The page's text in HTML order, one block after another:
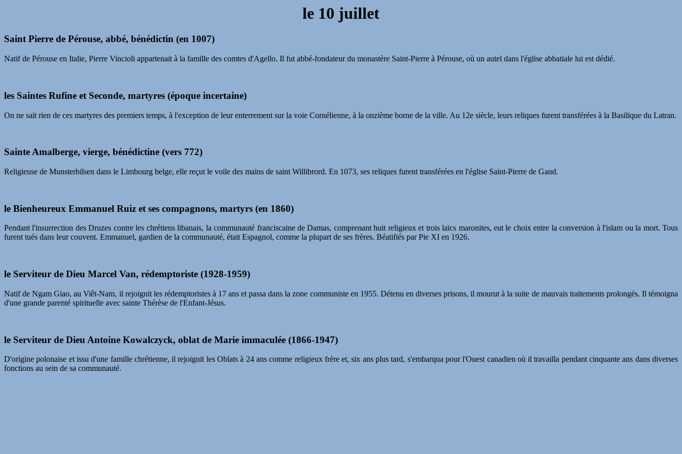
le 10 juillet
Saint Pierre de Pérouse, abbé, bénédictin (en 1007)
Natif de Pérouse en Italie, Pierre Vincioli appartenait à la famille des comtes d'Agello. Il fut abbé-fondateur du monastère Saint-Pierre à Pérouse, où un autel dans l'église abbatiale lui est dédié.
les Saintes Rufine et Seconde, martyres (époque incertaine)
On ne sait rien de ces martyres des premiers temps, à l'exception de leur enterrement sur la voie Cornélienne, à la onzième borne de la ville. Au 12e siècle, leurs reliques furent transférées à la Basilique du Latran.
Sainte Amalberge, vierge, bénédictine (vers 772)
Religieuse de Munsterbilsen dans le Limbourg belge, elle reçut le voile des mains de saint Willibrord. En 1073, ses reliques furent transférées en l'église Saint-Pierre de Gand.
le Bienheureux Emmanuel Ruiz et ses compagnons, martyrs (en 1860)
Pendant l'insurrection des Druzes contre les chrétiens libanais, la communauté franciscaine de Damas, comprenant huit religieux et trois laïcs maronites, eut le choix entre la conversion à l'islam ou la mort. Tous
furent tués dans leur couvent. Emmanuel, gardien de la communauté, était Espagnol, comme la plupart de ses frères. Béatifiés par Pie XI en 1926.
le Serviteur de Dieu Marcel Van, rédemptoriste (1928-1959)
Natif de Ngam Giao, au Viêt-Nam, il rejoignit les rédemptoristes à 17 ans et passa dans la zone communiste en 1955. Détenu en diverses prisons, il mourut à la suite de mauvais traitements prolongés. Il témoigna
d'une grande parenté spirituelle avec sainte Thérèse de l'Enfant-Jésus.
le Serviteur de Dieu Antoine Kowalczyck, oblat de Marie immaculée (1866-1947)
D'origine polonaise et issu d'une famille chrétienne, il rejoignit les Oblats à 24 ans comme religieux frère et, six ans plus tard, s'embarqua pour l'Ouest canadien où il travailla pendant cinquante ans dans diverses
fonctions au sein de sa communauté.